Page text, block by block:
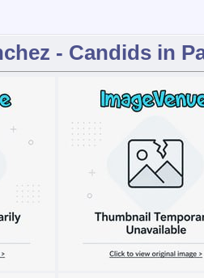
- Candids in